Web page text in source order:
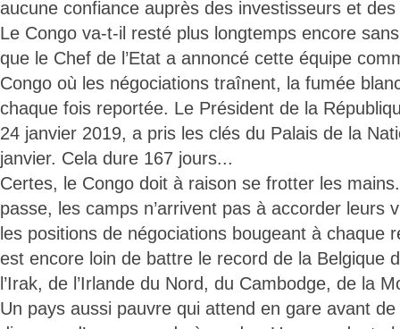
aucune confiance auprès des investisseurs et
Le Congo va-t-il resté plus longtemps encore
que le Chef de l’Etat a annoncé cette équipe
Congo où les négociations traînent, la fumée
chaque fois reportée. Le Président de la
24 janvier 2019, a pris les clés du Palais de la
janvier. Cela dure 167 jours...
Certes, le Congo doit à raison se frotter les
passe, les camps n’arrivent pas à accorder leurs
les positions de négociations bougeant à chaque
est encore loin de battre le record de la Belgique
l’Irak, de l’Irlande du Nord, du Cambodge, de la
Un pays aussi pauvre qui attend en gare avant